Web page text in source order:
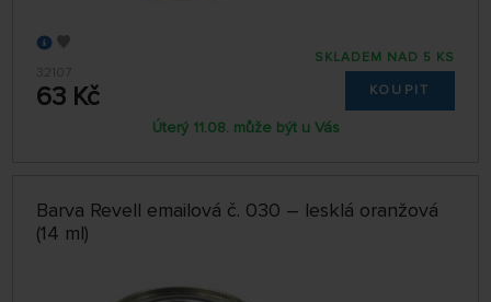
32107
63 Kč
SKLADEM NAD 5 KS
KOUPIT
Úterý 11.08. může být u Vás
Barva Revell emailová č. 030 – lesklá oranžová
(14 ml)